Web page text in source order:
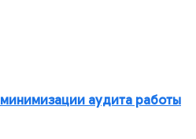
минимизации аудита работы